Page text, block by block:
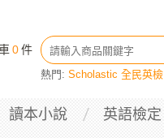
0件
熱門: Scholastic 全民英檢
讀本小說
英語檢定